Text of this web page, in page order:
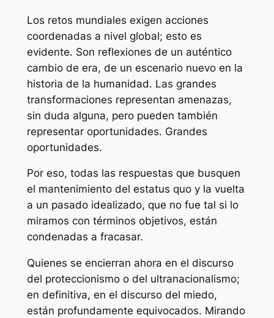
Los retos mundiales exigen acciones
coordenadas a nivel global; esto es
evidente. Son reflexiones de un auténtico
cambio de era, de un escenario nuevo en la
historia de la humanidad. Las grandes
transformaciones representan amenazas,
sin duda alguna, pero pueden también
representar oportunidades. Grandes
oportunidades.
Por eso, todas las respuestas que busquen
el mantenimiento del estatus quo y la vuelta
a un pasado idealizado, que no fue tal si lo
miramos con términos objetivos, están
condenadas a fracasar.
Quienes se encierran ahora en el discurso
del proteccionismo o del ultranacionalismo;
en definitiva, en el discurso del miedo,
están profundamente equivocados. Mirando